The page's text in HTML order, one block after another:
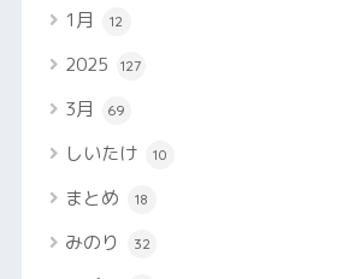
1月 12
2025 127
3月 69
しいたけ 10
まとめ 18
みのり 32